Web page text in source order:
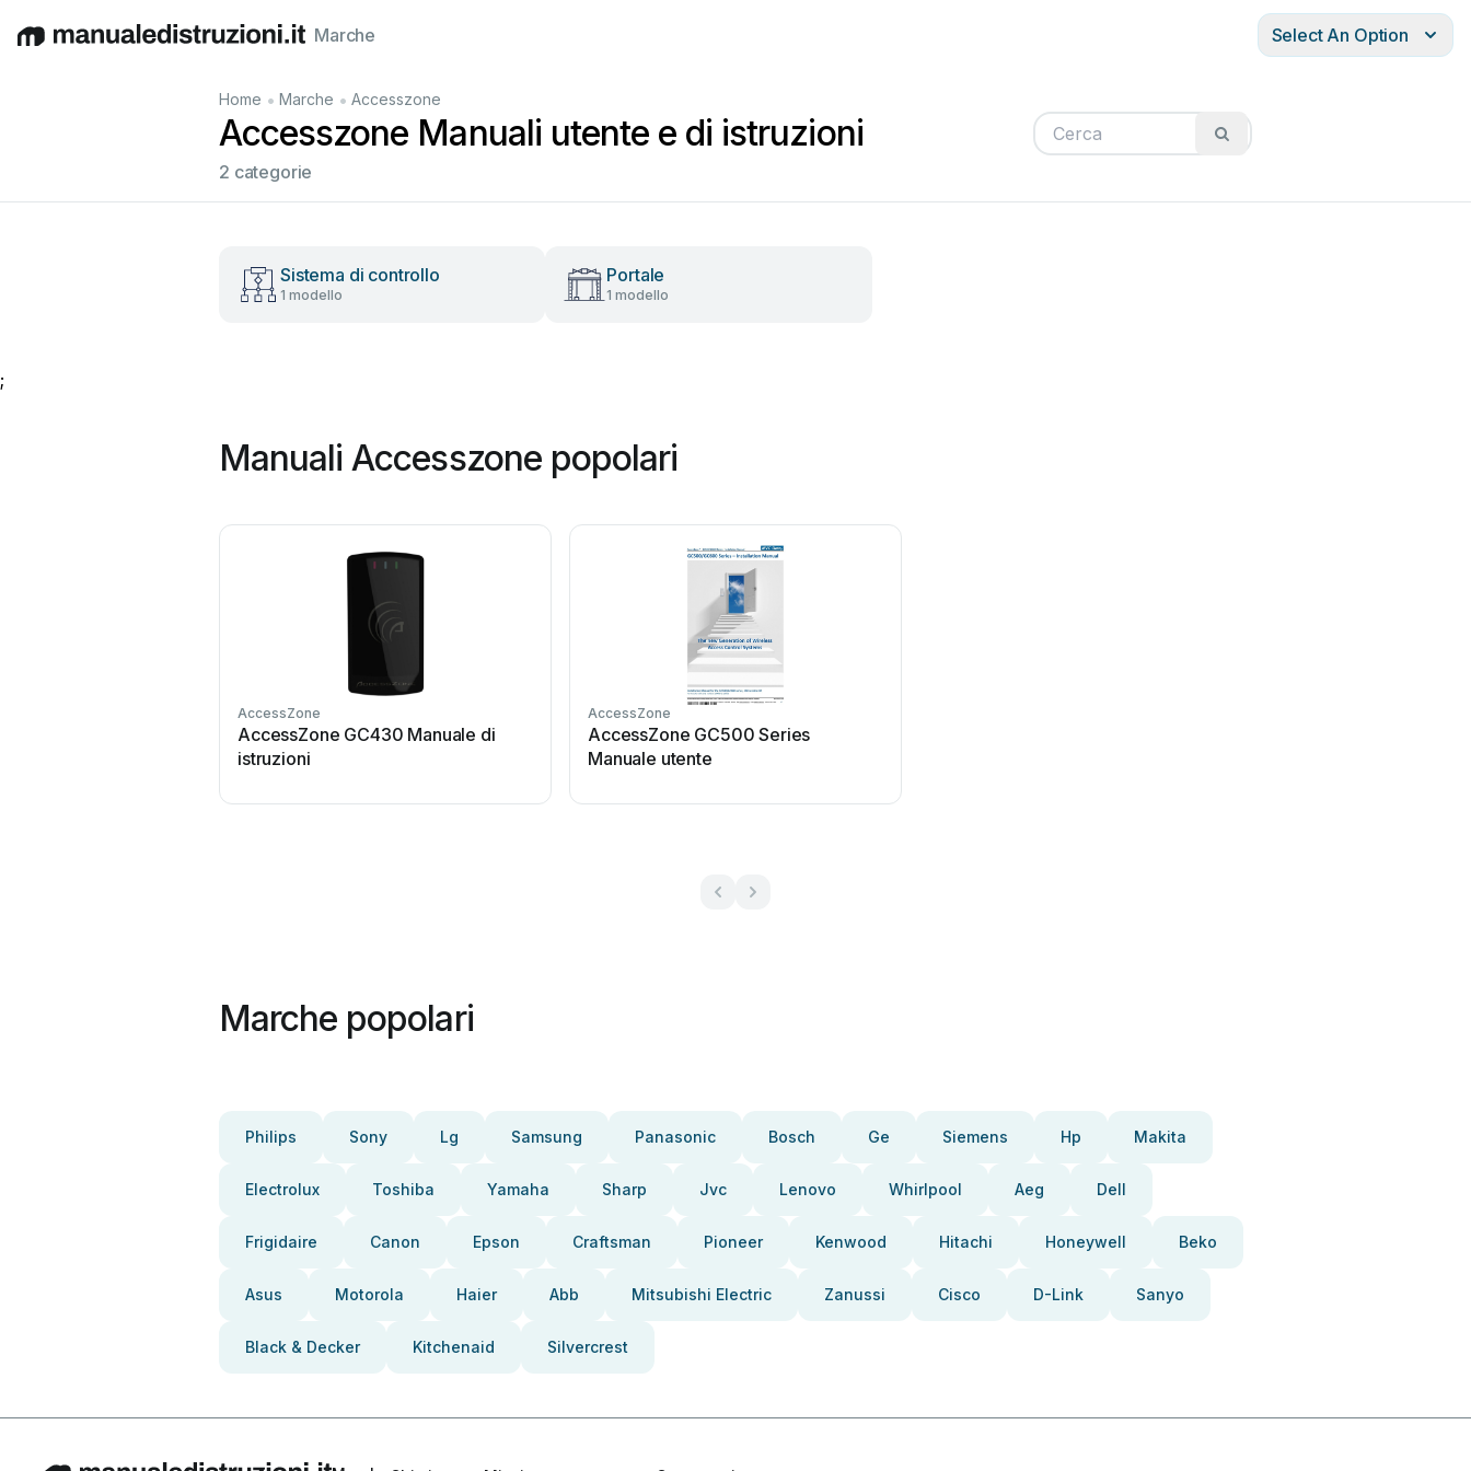
EnglishDeutschEspañol Italiano Français
Marche Select An Option
Home • Marche • Accesszone
Accesszone Manuali utente e di istruzioni
2 categorie
Sistema di controllo
1 modello
Portale
1 modello
;
Manuali Accesszone popolari
AccessZone
AccessZone GC430 Manuale di
istruzioni
AccessZone
AccessZone GC500 Series
Manuale utente
Marche popolari
Philips Sony Lg Samsung Panasonic Bosch Ge Siemens Hp Makita
Electrolux Toshiba Yamaha Sharp Jvc Lenovo Whirlpool Aeg Dell
Frigidaire Canon Epson Craftsman Pioneer Kenwood Hitachi Honeywell Beko
Asus Motorola Haier Abb Mitsubishi Electric Zanussi Cisco D-Link Sanyo
Black & Decker Kitchenaid Silvercrest